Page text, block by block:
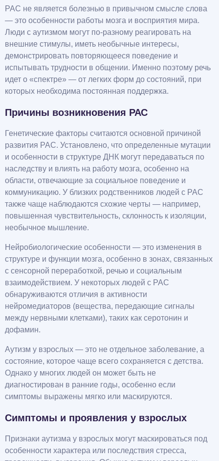
РАС не является болезнью в привычном смысле слова
— это особенности работы мозга и восприятия мира.
Люди с аутизмом могут по-разному реагировать на
внешние стимулы, иметь необычные интересы,
демонстрировать повторяющееся поведение и
испытывать трудности в общении. Именно поэтому речь
идет о «спектре» — от легких форм до состояний, при
которых необходима постоянная поддержка.
Причины возникновения РАС
Генетические факторы считаются основной причиной
развития РАС. Установлено, что определенные мутации
и особенности в структуре ДНК могут передаваться по
наследству и влиять на работу мозга, особенно на
области, отвечающие за социальное поведение и
коммуникацию. У близких родственников людей с РАС
также чаще наблюдаются схожие черты — например,
повышенная чувствительность, склонность к изоляции,
необычное мышление.
Нейробиологические особенности — это изменения в
структуре и функции мозга, особенно в зонах, связанных
с сенсорной переработкой, речью и социальным
взаимодействием. У некоторых людей с РАС
обнаруживаются отличия в активности
нейромедиаторов (вещества, передающие сигналы
между нервными клетками), таких как серотонин и
дофамин.
Аутизм у взрослых — это не отдельное заболевание, а
состояние, которое чаще всего сохраняется с детства.
Однако у многих людей он может быть не
диагностирован в ранние годы, особенно если
симптомы выражены мягко или маскируются.
Симптомы и проявления у взрослых
Признаки аутизма у взрослых могут маскироваться под
особенности характера или последствия стресса,